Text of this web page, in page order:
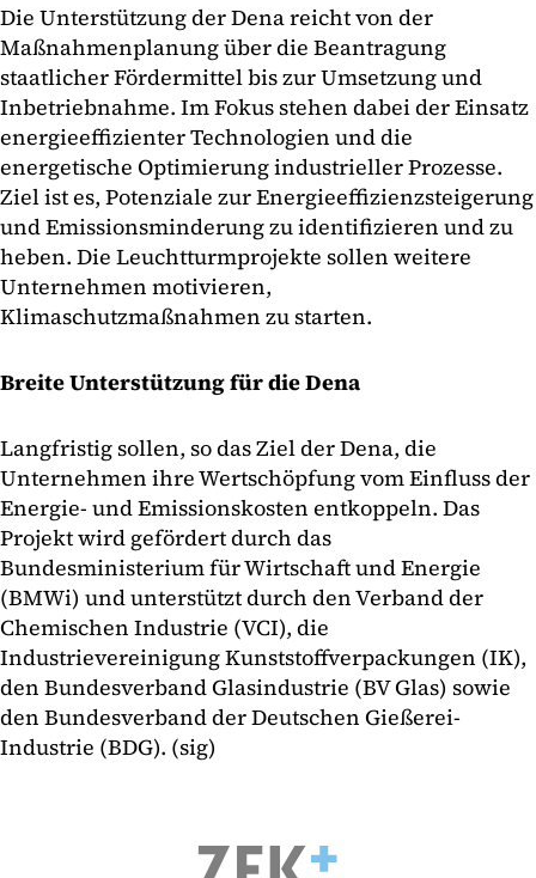
Die Unterstützung der Dena reicht von der
Maßnahmenplanung über die Beantragung
staatlicher Fördermittel bis zur Umsetzung und
Inbetriebnahme. Im Fokus stehen dabei der Einsatz
energieeffizienter Technologien und die
energetische Optimierung industrieller Prozesse.
Ziel ist es, Potenziale zur Energieeffizienzsteigerung
und Emissionsminderung zu identifizieren und zu
heben. Die Leuchtturmprojekte sollen weitere
Unternehmen motivieren,
Klimaschutzmaßnahmen zu starten.
Breite Unterstützung für die Dena
Langfristig sollen, so das Ziel der Dena, die
Unternehmen ihre Wertschöpfung vom Einfluss der
Energie- und Emissionskosten entkoppeln. Das
Projekt wird gefördert durch das
Bundesministerium für Wirtschaft und Energie
(BMWi) und unterstützt durch den Verband der
Chemischen Industrie (VCI), die
Industrievereinigung Kunststoffverpackungen (IK),
den Bundesverband Glasindustrie (BV Glas) sowie
den Bundesverband der Deutschen Gießerei-
Industrie (BDG). (sig)